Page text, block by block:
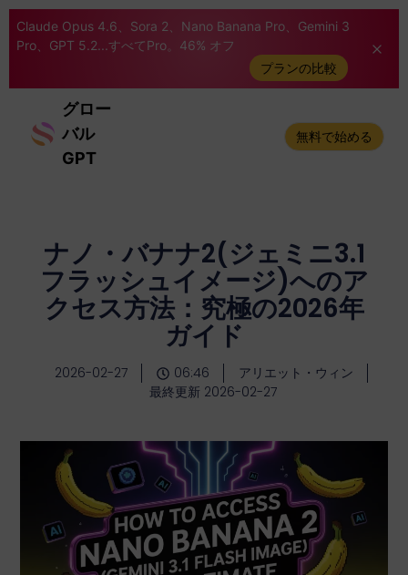
Claude Opus 4.6、Sora 2、Nano Banana Pro、Gemini 3
Pro、GPT 5.2...すべてPro。46% オフ
プランの比較
グロー
バル
GPT
無料で始める
ナノ・バナナ2(ジェミニ3.1
フラッシュイメージ)へのア
クセス方法：究極の2026年
ガイド
2026-02-27 06:46
アリエット・ウィン
最終更新 2026-02-27